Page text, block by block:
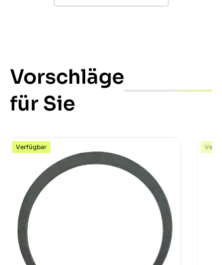
Vorschläge
für Sie
Verfügbar